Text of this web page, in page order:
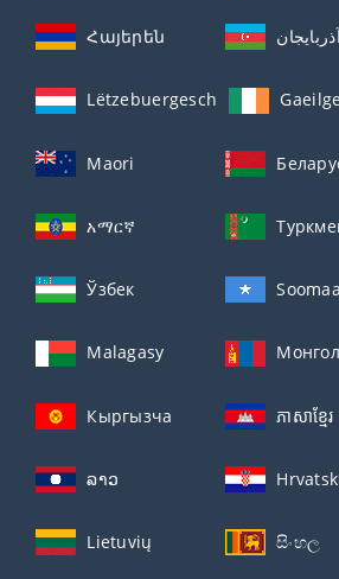
Հայերեն
Lëtzebuergesch Gaeilge
Maori
አማርኛ
Ўзбек
Malagasy Монгол
Кыргызча ភាសាខ្មែរ
ລາວ
Lietuvių සිංහල